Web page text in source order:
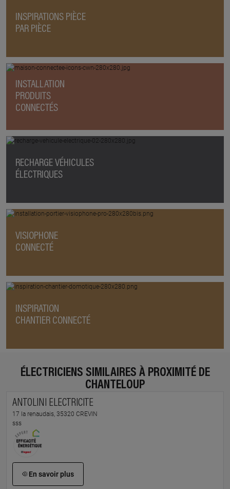
INSPIRATIONS PIÈCE
PAR PIÈCE
INSTALLATION
PRODUITS
CONNECTÉS
RECHARGE VÉHICULES
ÉLECTRIQUES
VISIOPHONE
CONNECTÉ
INSPIRATION
CHANTIER CONNECTÉ
ÉLECTRICIENS SIMILAIRES À PROXIMITÉ DE
CHANTELOUP
ANTOLINI ELECTRICITE
17 la renaudais, 35320 CREVIN
sss
En savoir plus